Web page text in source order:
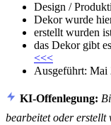
Design /
Dekor wurde
erstellt wurden
das Dekor gibt
<<<
Ausgeführt: Mai
KI-Offenlegung:
bearbeitet oder erstellt